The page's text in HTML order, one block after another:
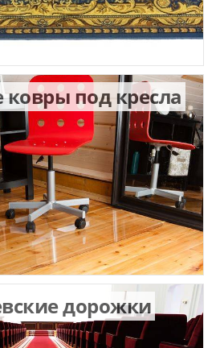
под кресла
дорожки